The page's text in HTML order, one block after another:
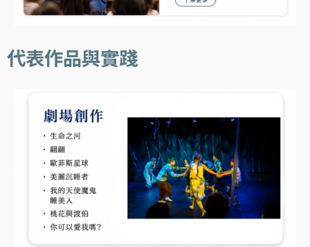
代表作品與實踐